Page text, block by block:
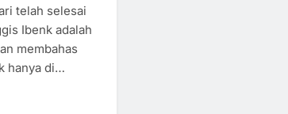
telah selesai
Ibenk adalah
membahas
hanya di…